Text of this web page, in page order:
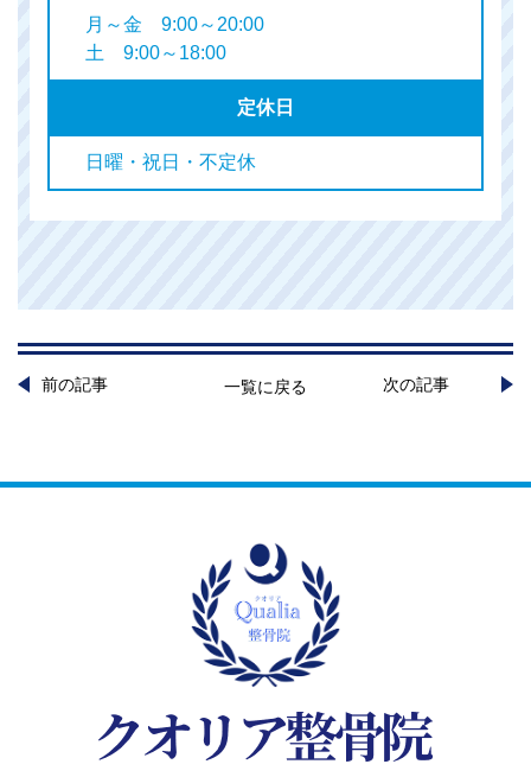
月～金 9:00～20:00
土 9:00～18:00
定休日
日曜・祝日・不定休
前の記事 一覧に戻る 次の記事